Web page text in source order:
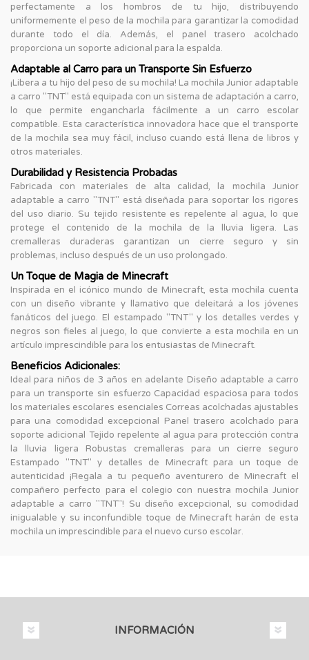
perfectamente a los hombros de tu hijo, distribuyendo
uniformemente el peso de la mochila para garantizar la comodidad
durante todo el día. Además, el panel trasero acolchado
proporciona un soporte adicional para la espalda.
Adaptable al Carro para un Transporte Sin Esfuerzo
¡Libera a tu hijo del peso de su mochila! La mochila Junior adaptable
a carro "TNT" está equipada con un sistema de adaptación a carro,
lo que permite engancharla fácilmente a un carro escolar
compatible. Esta característica innovadora hace que el transporte
de la mochila sea muy fácil, incluso cuando está llena de libros y
otros materiales.
Durabilidad y Resistencia Probadas
Fabricada con materiales de alta calidad, la mochila Junior
adaptable a carro "TNT" está diseñada para soportar los rigores
del uso diario. Su tejido resistente es repelente al agua, lo que
protege el contenido de la mochila de la lluvia ligera. Las
cremalleras duraderas garantizan un cierre seguro y sin
problemas, incluso después de un uso prolongado.
Un Toque de Magia de Minecraft
Inspirada en el icónico mundo de Minecraft, esta mochila cuenta
con un diseño vibrante y llamativo que deleitará a los jóvenes
fanáticos del juego. El estampado "TNT" y los detalles verdes y
negros son fieles al juego, lo que convierte a esta mochila en un
artículo imprescindible para los entusiastas de Minecraft.
Beneficios Adicionales:
Ideal para niños de 3 años en adelante Diseño adaptable a carro
para un transporte sin esfuerzo Capacidad espaciosa para todos
los materiales escolares esenciales Correas acolchadas ajustables
para una comodidad excepcional Panel trasero acolchado para
soporte adicional Tejido repelente al agua para protección contra
la lluvia ligera Robustas cremalleras para un cierre seguro
Estampado "TNT" y detalles de Minecraft para un toque de
autenticidad ¡Regala a tu pequeño aventurero de Minecraft el
compañero perfecto para el colegio con nuestra mochila Junior
adaptable a carro "TNT"! Su diseño excepcional, su comodidad
inigualable y su inconfundible toque de Minecraft harán de esta
mochila un imprescindible para el nuevo curso escolar.
INFORMACIÓN